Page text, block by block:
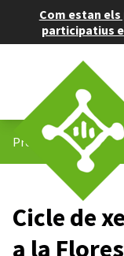
Com estan
participatius
Projectes
Cicle de
a la